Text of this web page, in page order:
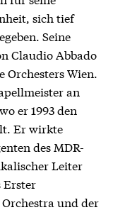
sich tief
Seine
Claudio Abbado
Orchesters Wien.
an
er 1993 den
Er wirkte
des MDR-
Leiter
Erster
und der